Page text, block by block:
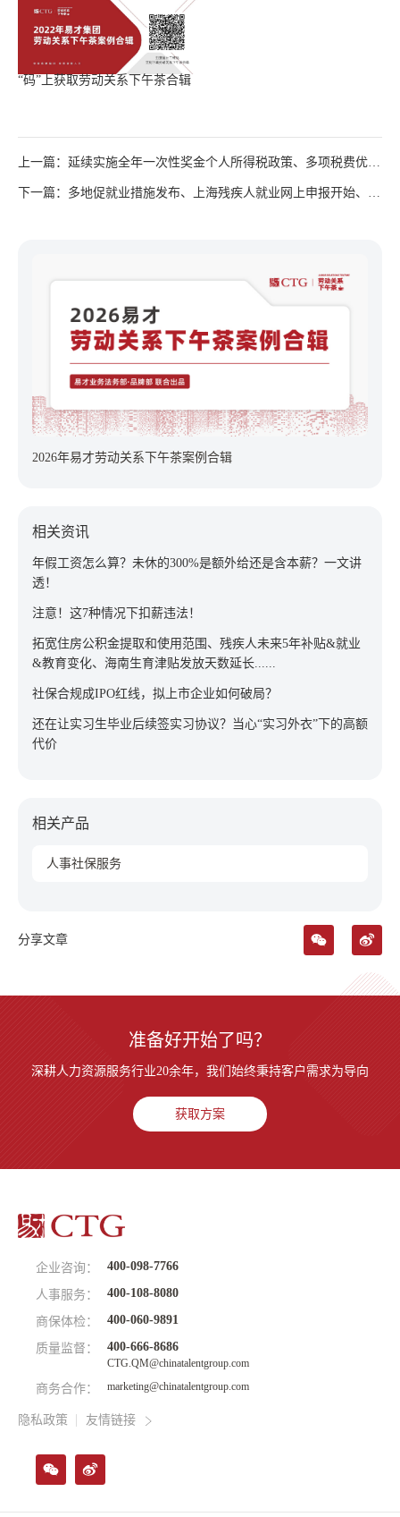
“码”上获取劳动关系下午茶合辑
上一篇：延续实施全年一次性奖金个人所得税政策、多项税费优惠
政策发布、多地社保政策调整......
下一篇：多地促就业措施发布、上海残疾人就业网上申报开始、青
2026年易才劳动关系下午茶案例合辑
相关资讯
年假工资怎么算？未休的300%是额外给还是含本薪？一文讲
透！
注意！这7种情况下扣薪违法！
拓宽住房公积金提取和使用范围、残疾人未来5年补贴&就业
&教育变化、海南生育津贴发放天数延长......
社保合规成IPO红线，拟上市企业如何破局？
还在让实习生毕业后续签实习协议？当心“实习外衣”下的高额
代价
相关产品
人事社保服务
分享文章
准备好开始了吗？
深耕人力资源服务行业20余年，我们始终秉持客户需求为导向
获取方案
企业咨询： 400-098-7766
人事服务： 400-108-8080
商保体检： 400-060-9891
质量监督： 400-666-8686
CTG.QM@chinatalentgroup.com
商务合作： marketing@chinatalentgroup.com
隐私政策 友情链接